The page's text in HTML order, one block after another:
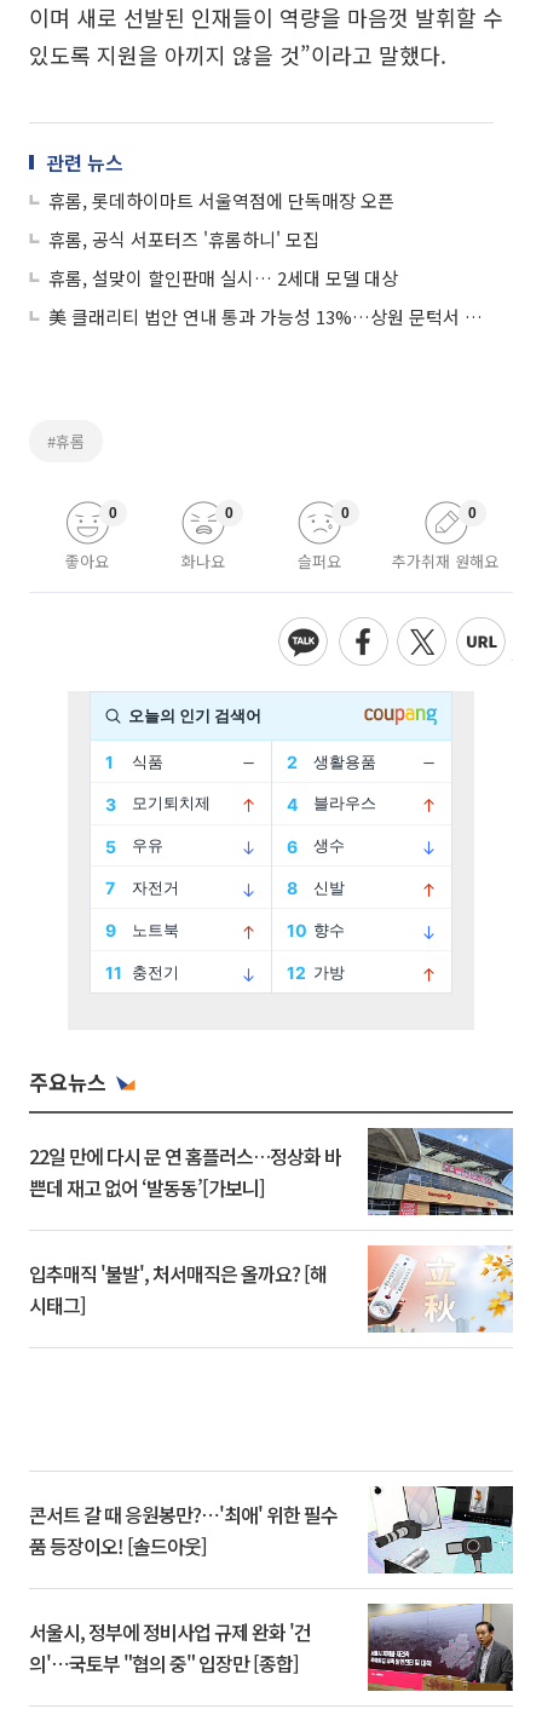
이며 새로 선발된 인재들이 역량을 마음껏 발휘할 수
있도록 지원을 아끼지 않을 것”이라고 말했다.
관련 뉴스
휴롬, 롯데하이마트 서울역점에 단독매장 오픈
휴롬, 공식 서포터즈 '휴롬하니' 모집
휴롬, 설맞이 할인판매 실시… 2세대 모델 대상
美 클래리티 법안 연내 통과 가능성 13%…상원 문턱서 제동
#휴롬
좋아요
0
화나요
0
슬퍼요
0
추가취재 원해요
0
주요뉴스
22일 만에 다시 문 연 홈플러스…정상화 바
쁜데 재고 없어 ‘발동동’[가보니]
입추매직 '불발', 처서매직은 올까요? [해
시태그]
콘서트 갈 때 응원봉만?⋯'최애' 위한 필수
품 등장이오! [솔드아웃]
서울시, 정부에 정비사업 규제 완화 '건
의'⋯국토부 "협의 중" 입장만 [종합]